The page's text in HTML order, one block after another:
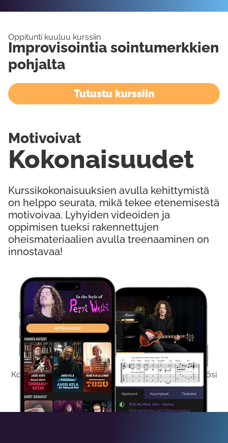
Kokeile Ilmaiseksi
Kokeilemalla ilmaiseksi saat koko sisältömme käyttöösi
viikon ajaksi.
Oppitunti kuuluu kurssiin
Improvisointia sointumerkkien
pohjalta
Tutustu kurssiin
Kurssikokonaisuuksien avulla kehittymistä
on helppo seurata, mikä tekee etenemisestä
motivoivaa. Lyhyiden videoiden ja
oppimisen tueksi rakennettujen
oheismateriaalien avulla treenaaminen on
innostavaa!
Kokonaisuudet
Motivoivat